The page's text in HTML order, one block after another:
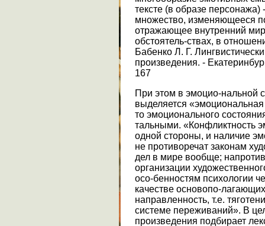
тексте (в образе
множество, изменяющееся
отражающее внутренний
обстоятель-ствах, в
Бабенко Л. Г.
произведения. -
167
При этом в эмоцио-нальной
выделяется
то эмоционального
тальными. «Конфликтность
одной стороны, и наличие
не противоречат законам
дел в мире вообще;
организации
осо-бенностям психологии
качестве основопо-
направленность, т.е.
системе переживаний». В
произведения подбирает